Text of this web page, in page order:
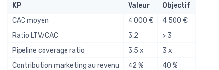
KPI Valeur
Objectif
CAC moyen
4 000 €
4 500 €
Ratio LTV/CAC
3,2
> 3
Pipeline coverage ratio
3,5 x
3 x
Contribution marketing au revenu
42 %
40 %